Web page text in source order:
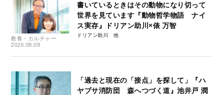
教養・カルチャー
2026.08.09
書いているときはその動物になり切って
世界を見ています『動物哲学物語 ナイ
ス実存』ドリアン助川×俵 万智
ドリアン助川
「過去と現在の「接点」を探して」『ハ
ヤブサ消防団 森へつづく道』池井戸 潤